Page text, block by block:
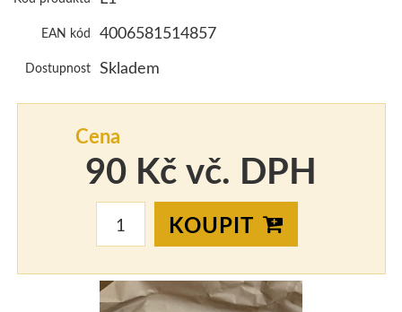
EAN kód 4006581514857
Dostupnost Skladem
Cena
90 Kč vč. DPH
KOUPIT